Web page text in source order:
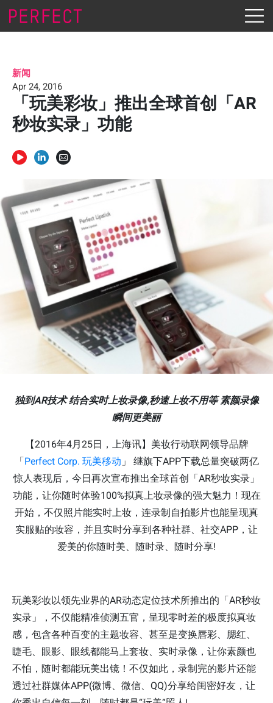
新闻
Apr 24, 2016
「玩美彩妆」推出全球首创「AR
秒妆实录」功能
独到AR技术 结合实时上妆录像,秒速上妆不用等 素颜录像
瞬间更美丽
【2016年4月25日，上海讯】美妆行动联网领导品牌
「Perfect Corp. 玩美移动 」 继旗下APP下载总量突破两亿
惊人表现后，今日再次宣布推出全球首创「AR秒妆实录」
功能，让你随时体验100%拟真上妆录像的强大魅力！现在
开始，不仅照片能实时上妆，连录制自拍影片也能呈现真
实服贴的妆容，并且实时分享到各种社群、社交APP，让
爱美的你随时美、随时录、随时分享!
玩美彩妆以领先业界的AR动态定位技术所推出的「AR秒妆
实录」，不仅能精准侦测五官，呈现零时差的极度拟真妆
感，包含各种百变的主题妆容、甚至是变换唇彩、腮红、
睫毛、眼影、眼线都能马上套妆、实时录像，让你素颜也
不怕，随时都能玩美出镜！不仅如此，录制完的影片还能
透过社群媒体APP(微博、微信、QQ)分享给闺密好友，让